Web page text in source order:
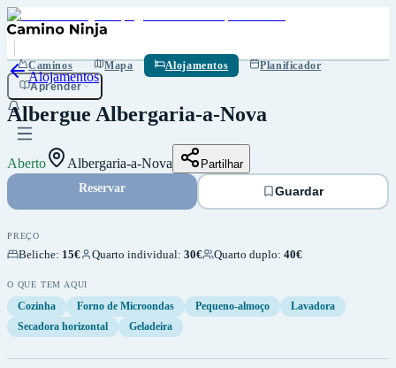
Caminos Mapa Alojamentos
Planificador
Aprender
Alojamentos
Albergue Albergaria-a-Nova
Aberto Albergaria-a-Nova Partilhar
Reservar Guardar
PREÇO
Beliche: 15€ Quarto individual: 30€ Quarto duplo: 40€
O QUE TEM AQUI
Cozinha Forno de Microondas Pequeno-almoço
Lavadora
Secadora horizontal
Geladeira